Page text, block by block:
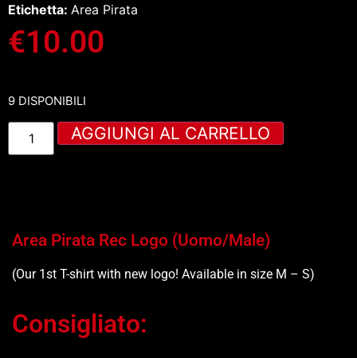
Etichetta: Area Pirata
€10.00
9 DISPONIBILI
AGGIUNGI AL CARRELLO
Area Pirata Rec Logo (Uomo/Male)
(Our 1st T-shirt with new logo! Available in size M – S)
Consigliato: